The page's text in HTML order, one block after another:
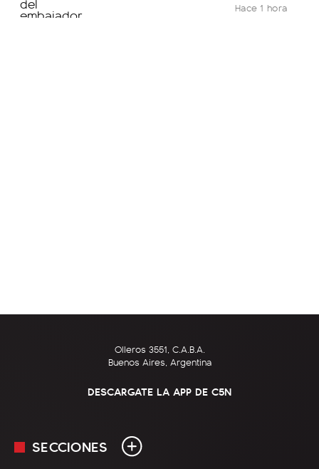
Hace 1 hora
Olleros 3551, C.A.B.A.
Buenos Aires, Argentina
DESCARGATE LA APP DE C5N
SECCIONES